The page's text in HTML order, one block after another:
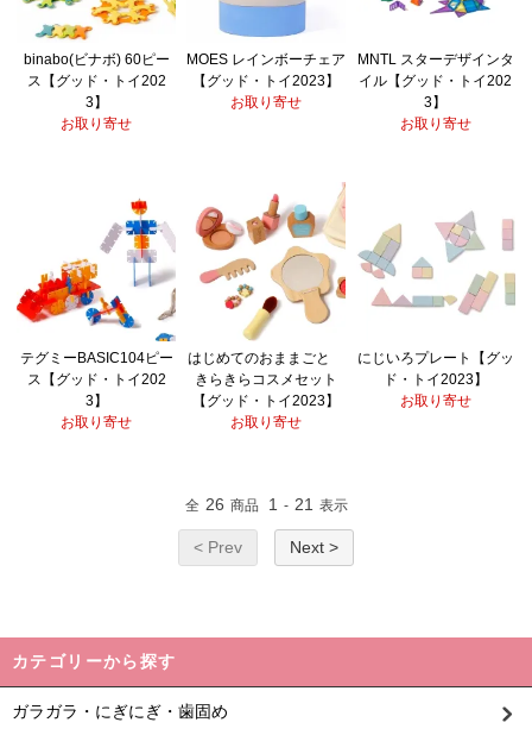
binabo(ビナボ) 60ピー
ス【グッド・トイ202
3】
お取り寄せ
MOES レインボーチェア
【グッド・トイ2023】
お取り寄せ
MNTL スターデザインタ
イル【グッド・トイ202
3】
お取り寄せ
テグミーBASIC104ピー
ス【グッド・トイ202
3】
お取り寄せ
はじめてのおままごと
きらきらコスメセット
【グッド・トイ2023】
お取り寄せ
にじいろプレート【グッ
ド・トイ2023】
お取り寄せ
全 26 商品 1 - 21 表示
< Prev Next >
カテゴリーから探す
ガラガラ・にぎにぎ・歯固め